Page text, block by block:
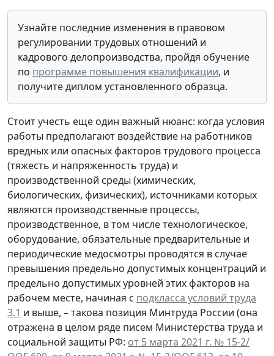
Узнайте последние изменения в правовом
регулировании трудовых отношений и
кадрового делопроизводства, пройдя обучение
по программе повышения квалификации, и
получите диплом установленного образца.
Стоит учесть еще один важный нюанс: когда условия
работы предполагают воздействие на работников
вредных или опасных факторов трудового процесса
(тяжесть и напряженность труда) и
производственной среды (химических,
биологических, физических), источниками которых
являются производственные процессы,
производственное, в том числе технологическое,
оборудование, обязательные предварительные и
периодические медосмотры проводятся в случае
превышения предельно допустимых концентраций и
предельно допустимых уровней этих факторов на
рабочем месте, начиная с подкласса условий труда
3.1 и выше, – такова позиция Минтруда России (она
отражена в целом ряде писем Министерства труда и
социальной защиты РФ: от 5 марта 2021 г. № 15-2/